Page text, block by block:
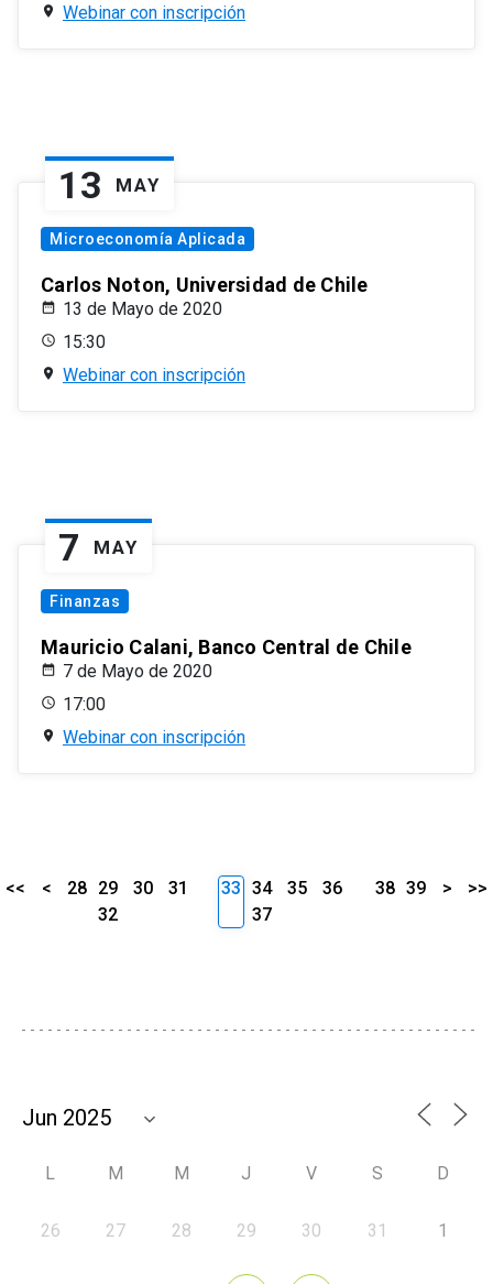
Webinar con inscripción
13 MAY
Microeconomía Aplicada
Carlos Noton, Universidad de Chile
13 de Mayo de 2020
15:30
Webinar con inscripción
7 MAY
Finanzas
Mauricio Calani, Banco Central de Chile
7 de Mayo de 2020
17:00
Webinar con inscripción
<< < 28 29 30
31
32
33 34 35
36
37
38 39 > >>
L M M J V S D
26 27 28 29 30 31 1